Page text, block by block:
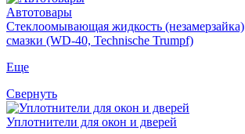
Автотовары
Стеклоомывающая жидкость (незамерзайка)
смазки (WD-40, Technische Trumpf)
Еще
Свернуть
Уплотнители для окон и дверей